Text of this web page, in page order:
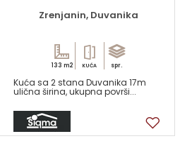
Zrenjanin, Duvanika
133 m2 KUĆA spr.
Kuća sa 2 stana Duvanika 17m
ulična širina, ukupna površi...